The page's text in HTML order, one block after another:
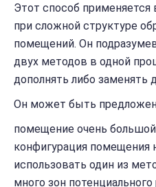
Этот способ применяется
при сложной структуре
помещений. Он
двух методов в одной
дополнять либо заменять
Он может быть предложен
помещение очень
конфигурация помещения
использовать один из
много зон